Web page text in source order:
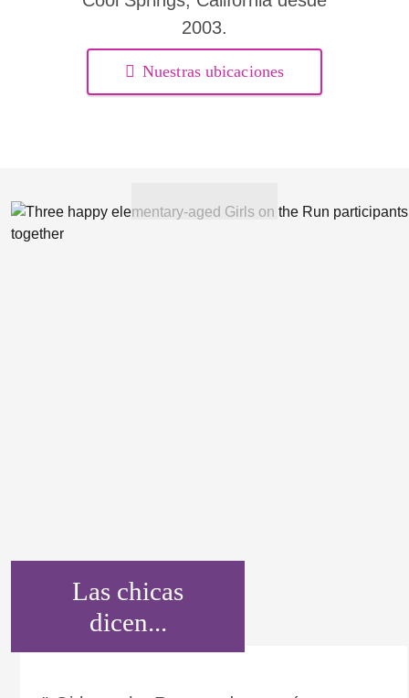
2003.
Nuestras ubicaciones
Las chicas
dicen...